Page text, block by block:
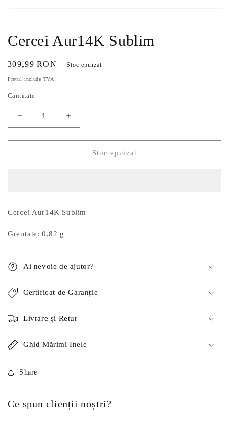
1
într-
modală
Cercei Aur14K Sublim
Preț
obișnuit
309,99 RON Stoc epuizat
Prețul include TVA.
Cantitate
Reduceți
cantitatea
pentru
Aur14K
Creșteți
cantitatea
pentru
Cercei
Aur14K
Stoc epuizat
Cercei Aur14K Sublim
Greutate: 0.82 g
Ai nevoie de ajutor?
Certificat de Garanție
Livrare și Retur
Ghid Mărimi Inele
Share
Ce spun clienții noștri?